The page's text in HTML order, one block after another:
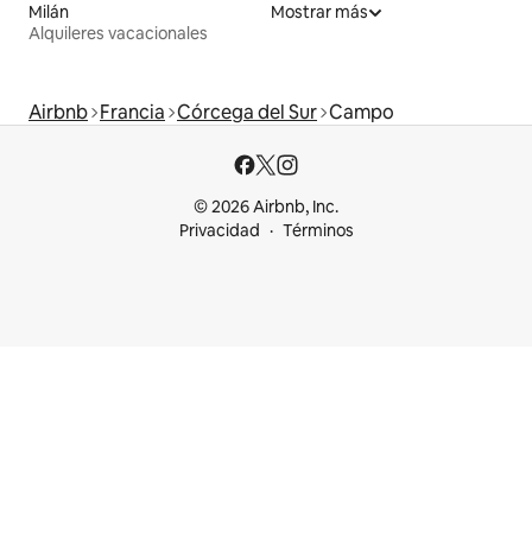
Milán
Alquileres vacacionales
Mostrar más
Airbnb Francia Córcega del Sur Campo
© 2026 Airbnb, Inc.
Privacidad
Términos